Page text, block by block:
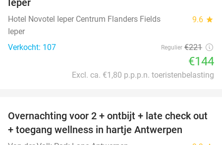
Hotel Novotel Ieper Centrum Flanders Fields 9.6 star
Ieper
Verkocht: 107
Regulier €221
€144
Excl. ca. €1,80 p.p.p.n. toeristenbelasting
59%
Overnachting voor 2 + ontbijt + late check out
+ toegang wellness in hartje Antwerpen